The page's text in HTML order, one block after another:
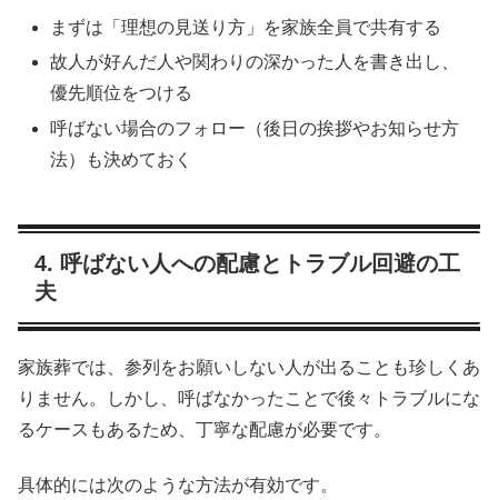
まずは「理想の見送り方」を家族全員で共有する
故人が好んだ人や関わりの深かった人を書き出し、
優先順位をつける
呼ばない場合のフォロー（後日の挨拶やお知らせ方
法）も決めておく
4. 呼ばない人への配慮とトラブル回避の工
夫
家族葬では、参列をお願いしない人が出ることも珍しくあ
りません。しかし、呼ばなかったことで後々トラブルにな
るケースもあるため、丁寧な配慮が必要です。
具体的には次のような方法が有効です。